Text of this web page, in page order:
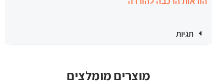
תגיות
מוצרים מומלצים